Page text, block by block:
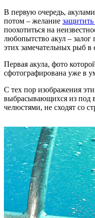
В первую очередь,
потом – желание
поохотиться на
любопытство акул –
этих замечательных рыб в
Первая акула, фото
сфотографирована уже в
С тех пор изображения
выбрасывающихся из под
челюстями, не сходят со